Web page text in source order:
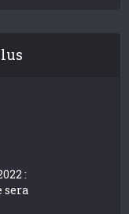
:
sera